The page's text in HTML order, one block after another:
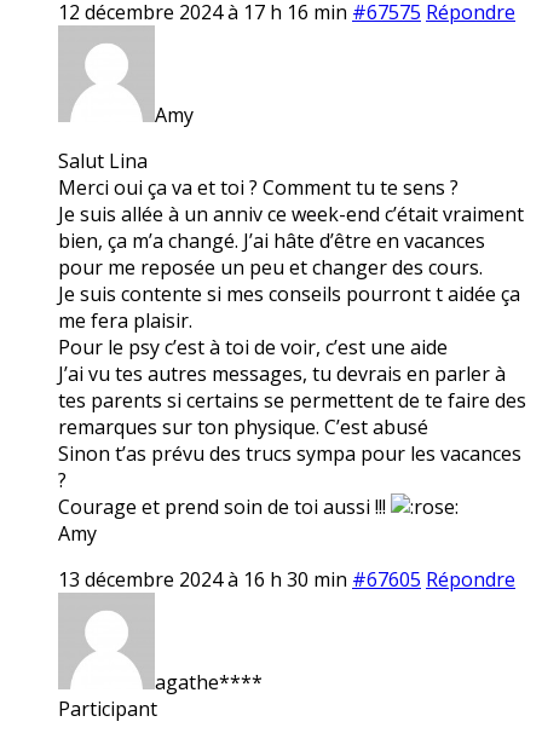
12 décembre 2024 à 17 h 16 min #67575 Répondre
Amy
Salut Lina
Merci oui ça va et toi ? Comment tu te sens ?
Je suis allée à un anniv ce week-end c’était vraiment
bien, ça m’a changé. J’ai hâte d’être en vacances
pour me reposée un peu et changer des cours.
Je suis contente si mes conseils pourront t aidée ça
me fera plaisir.
Pour le psy c’est à toi de voir, c’est une aide
J’ai vu tes autres messages, tu devrais en parler à
tes parents si certains se permettent de te faire des
remarques sur ton physique. C’est abusé
Sinon t’as prévu des trucs sympa pour les vacances
?
Courage et prend soin de toi aussi !!!
Amy
13 décembre 2024 à 16 h 30 min #67605 Répondre
agathe****
Participant